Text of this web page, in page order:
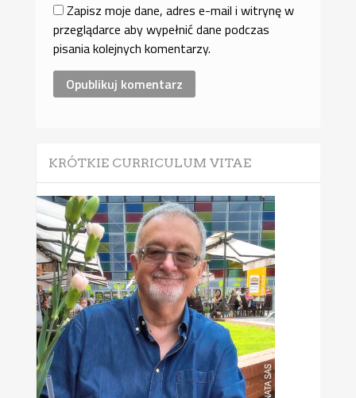
Zapisz moje dane, adres e-mail i witrynę w
przeglądarce aby wypełnić dane podczas
pisania kolejnych komentarzy.
KRÓTKIE CURRICULUM VITAE